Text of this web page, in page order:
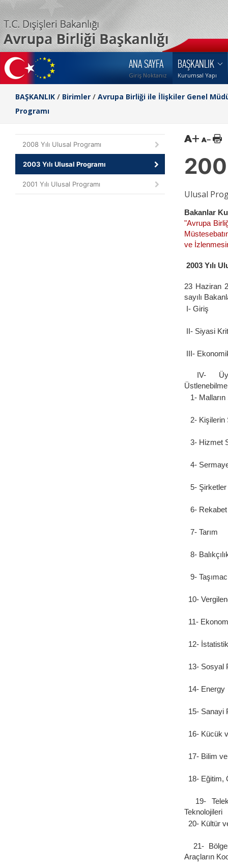
ANA SAYFA
Giriş Noktanız
BAŞKANLIK
Kurumsal Yapı
BAŞKANLIK / Birimler / Avrupa Birliği ile İlişkiler Genel
Programı
2008 Yılı Ulusal Programı
2003 Yılı Ulusal Programı
2001 Yılı Ulusal Programı
Ulusal
Bakanlar
"Avrupa
ve
2003 Yılı
23 Haziran
sayılı
I- Giriş
II- Siyasi
III-
IV-
1- Malların
2- Kişilerin
3- Hizmet
4-
5-
6- Rekabet
7- Tarım
8-
9-
10-
11-
12-
13- Sosyal
14- Energy
15- Sanayi
16- Kücük
17- Bilim
18- Eğitim,
19-
Teknolojileri
20- Kültür
21-
Araçların